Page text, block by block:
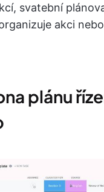
svatební
akci
plánu